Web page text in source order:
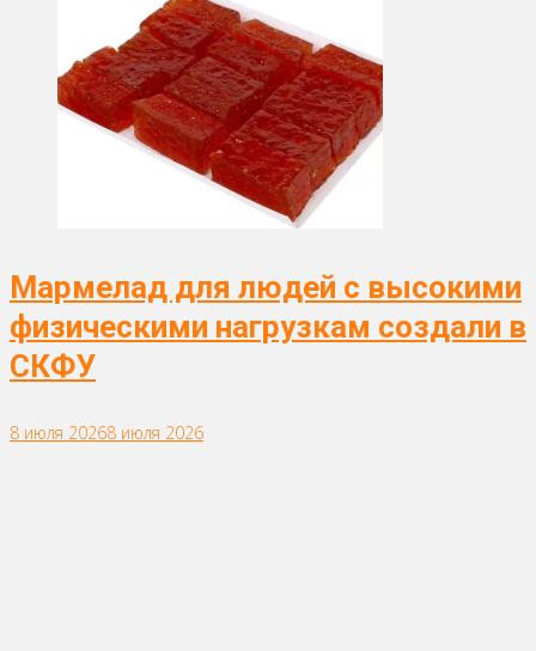
Мармелад для людей с высокими
физическими нагрузкам создали в
СКФУ
8 июля 20268 июля 2026